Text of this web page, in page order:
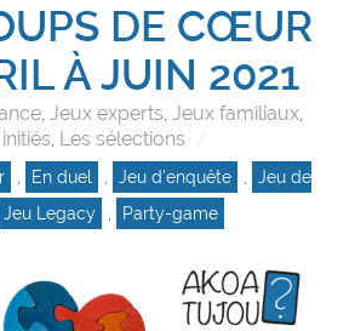
DE CŒUR
À JUIN 2021
,Jeux experts ,Jeux familiaux
Les sélections
En duel Jeu d'enquête
Jeu de
Jeu Legacy Party-game